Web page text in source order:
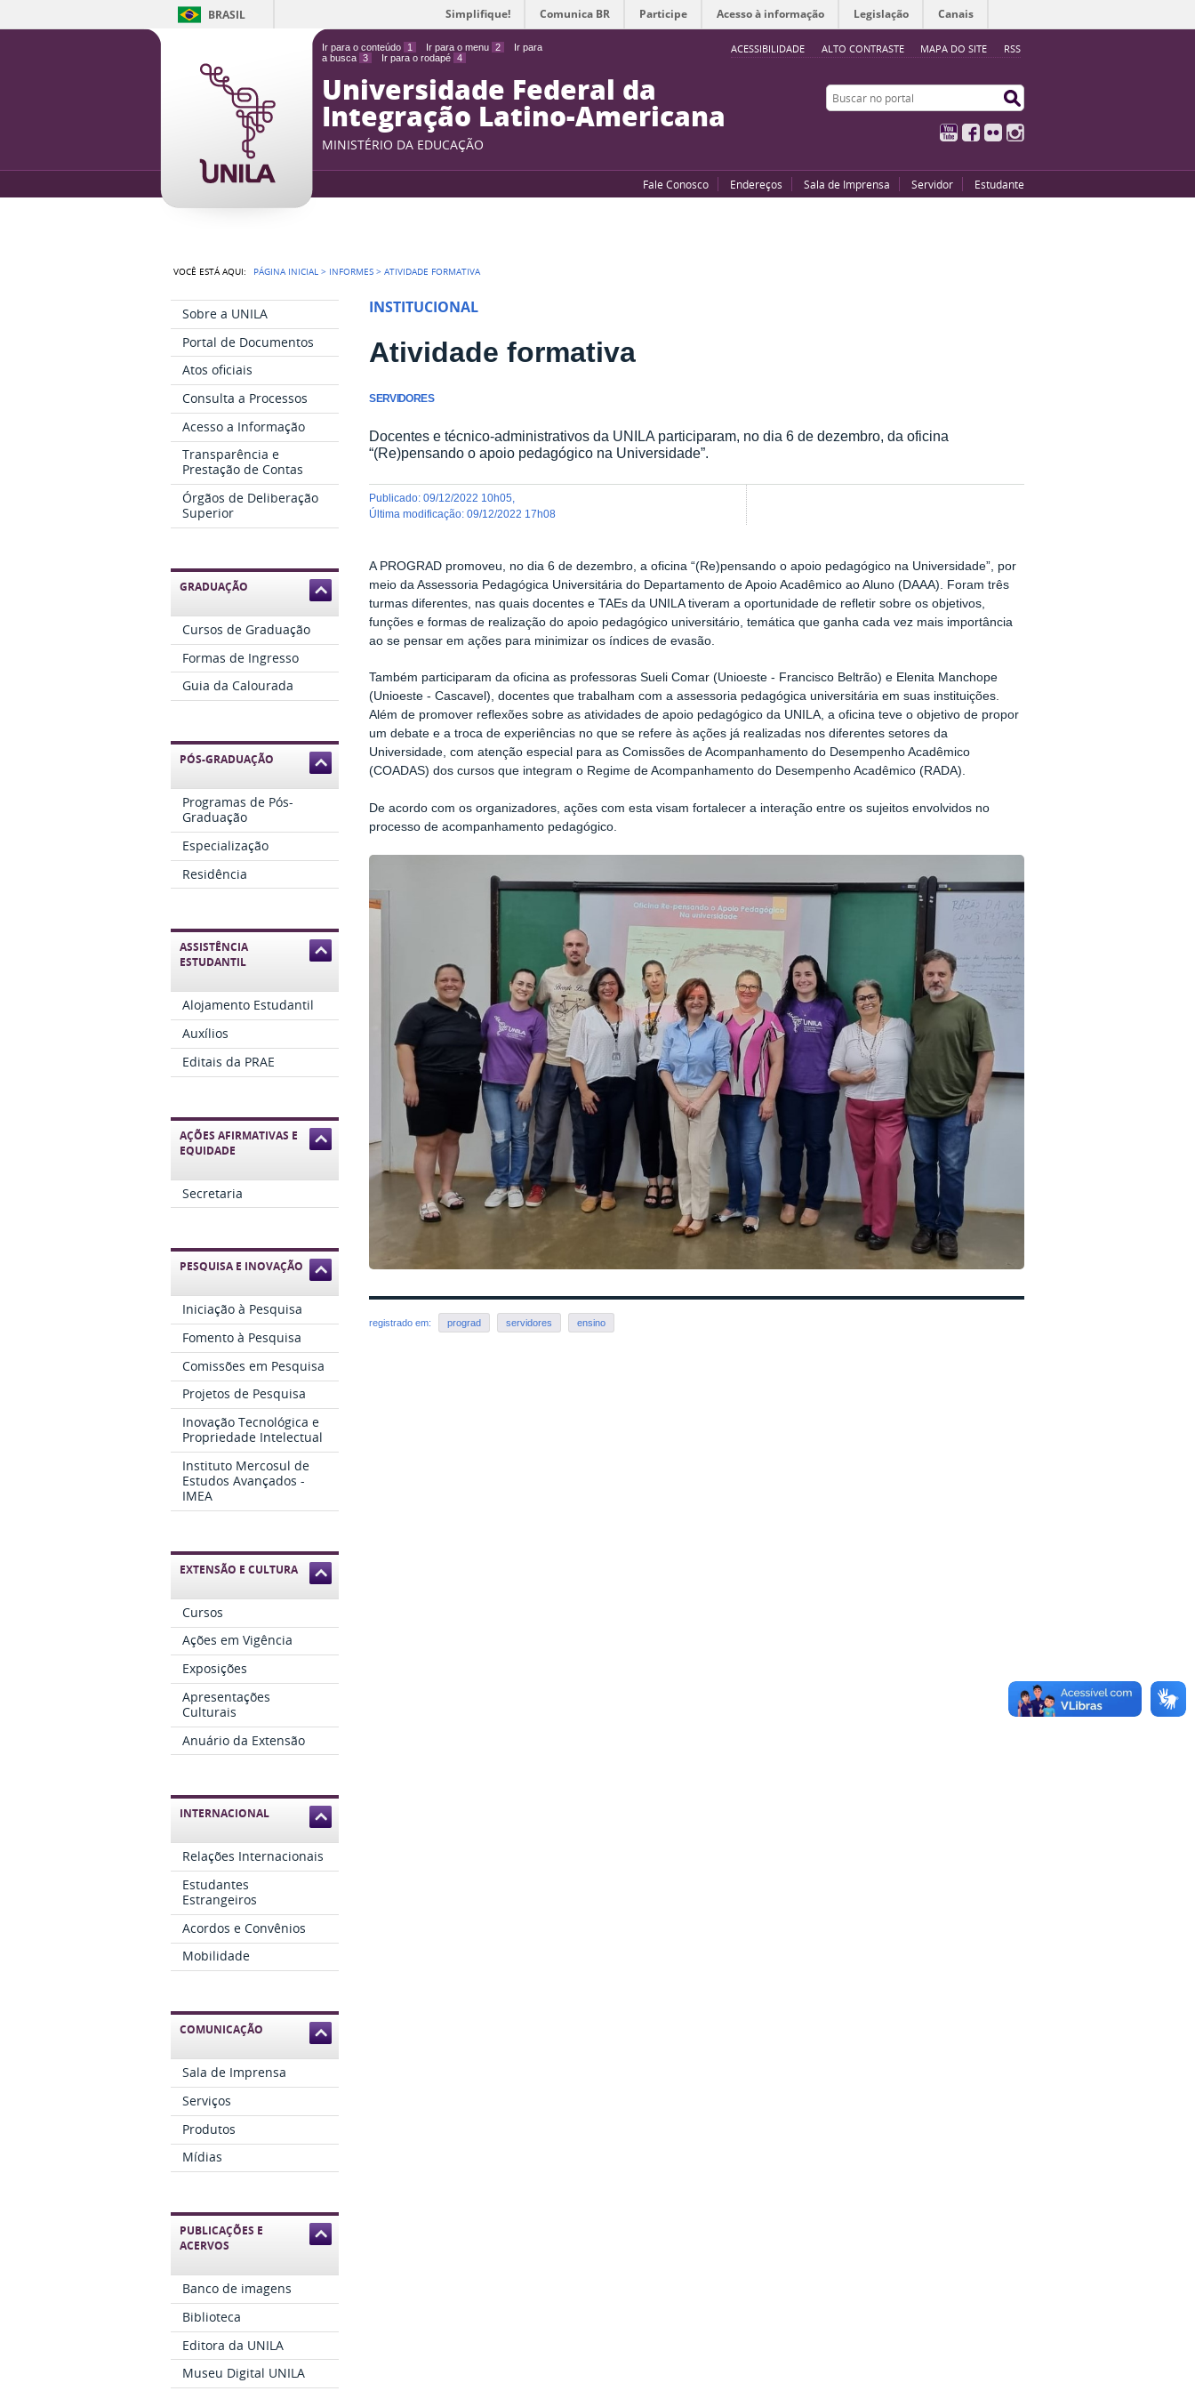
Ir para o conteúdo 1 Ir para o menu 2
Ir para
a busca 3 Ir para o rodapé 4
ACESSIBILIDADE ALTO CONTRASTE MAPA DO SITE RSS
BRASIL Simplifique! Comunica BR Participe Acesso à informação Legislação Canais
Universidade Federal da
Integração Latino-Americana
MINISTÉRIO DA EDUCAÇÃO
Buscar no portal
YouTubeFacebook
Flickr
Fale Conosco Endereços Sala de Imprensa Servidor Estudante
VOCÊ ESTÁ AQUI: PÁGINA INICIAL > INFORMES >ATIVIDADE FORMATIVA
Sobre a UNILA
Portal de Documentos
Atos oficiais
Consulta a Processos
Acesso a Informação
Transparência e
Prestação de Contas
Órgãos de Deliberação
Superior
GRADUAÇÃO
Cursos de Graduação
Formas de Ingresso
Guia da Calourada
PÓS-GRADUAÇÃO
Programas de Pós-
Graduação
Especialização
Residência
ASSISTÊNCIA
ESTUDANTIL
Alojamento Estudantil
Auxílios
Editais da PRAE
AÇÕES AFIRMATIVAS E
EQUIDADE
Secretaria
PESQUISA E INOVAÇÃO
Iniciação à Pesquisa
Fomento à Pesquisa
Comissões em Pesquisa
Projetos de Pesquisa
Inovação Tecnológica e
Propriedade Intelectual
Instituto Mercosul de
Estudos Avançados -
IMEA
EXTENSÃO E CULTURA
Cursos
Ações em Vigência
Exposições
Apresentações
Culturais
Anuário da Extensão
INTERNACIONAL
Relações Internacionais
Estudantes
Estrangeiros
Acordos e Convênios
Mobilidade
COMUNICAÇÃO
Sala de Imprensa
Serviços
Produtos
Mídias
PUBLICAÇÕES E
ACERVOS
Banco de imagens
Biblioteca
Editora da UNILA
Museu Digital UNILA
INSTITUCIONAL
Atividade formativa
SERVIDORES
Docentes e técnico-administrativos da UNILA participaram, no dia 6 de dezembro, da oficina
“(Re)pensando o apoio pedagógico na Universidade”.
publicado:09/12/2022 10h05
última modificação:09/12/2022 17h08
A PROGRAD promoveu, no dia 6 de dezembro, a oficina “(Re)pensando o apoio pedagógico na Universidade”, por
meio da Assessoria Pedagógica Universitária do Departamento de Apoio Acadêmico ao Aluno (DAAA). Foram três
turmas diferentes, nas quais docentes e TAEs da UNILA tiveram a oportunidade de refletir sobre os objetivos,
funções e formas de realização do apoio pedagógico universitário, temática que ganha cada vez mais importância
ao se pensar em ações para minimizar os índices de evasão.
Também participaram da oficina as professoras Sueli Comar (Unioeste - Francisco Beltrão) e Elenita Manchope
(Unioeste - Cascavel), docentes que trabalham com a assessoria pedagógica universitária em suas instituições.
Além de promover reflexões sobre as atividades de apoio pedagógico da UNILA, a oficina teve o objetivo de propor
um debate e a troca de experiências no que se refere às ações já realizadas nos diferentes setores da
Universidade, com atenção especial para as Comissões de Acompanhamento do Desempenho Acadêmico
(COADAS) dos cursos que integram o Regime de Acompanhamento do Desempenho Acadêmico (RADA).
De acordo com os organizadores, ações com esta visam fortalecer a interação entre os sujeitos envolvidos no
processo de acompanhamento pedagógico.
registrado em: prograd servidores ensino